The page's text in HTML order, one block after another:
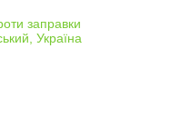
заправки
Україна